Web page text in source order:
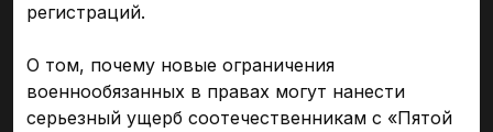
регистраций.
О том, почему новые ограничения
военнообязанных в правах могут нанести
серьезный ущерб соотечественникам с «Пятой